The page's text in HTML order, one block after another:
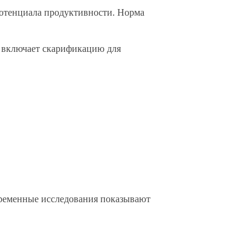
продуктивности. Норма
скарификацию для
исследования показывают